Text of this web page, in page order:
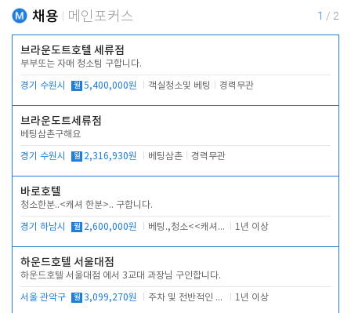
채용 메인포커스 1 / 2
브라운도트호텔 세류점
부부또는 자매 청소팀 구합니다.
경기 수원시 월 5,400,000원 객실청소및 베팅 경력무관
브라운도트세류점
베팅삼촌구해요
경기 수원시 월 2,316,930원 베팅삼촌 경력무관
바로호텔
청소한분..<캐셔 한분>.. 구합니다.
경기 하남시 월 2,600,000원 베팅.,청소<<캐셔 모셔봅니다. 1년 이상
하운드호텔 서울대점
하운드호텔 서울대점 에서 3교대 과장님 구인합니다.
서울 관악구 월 3,099,270원 주차 및 전반적인 당번업무 1년 이상